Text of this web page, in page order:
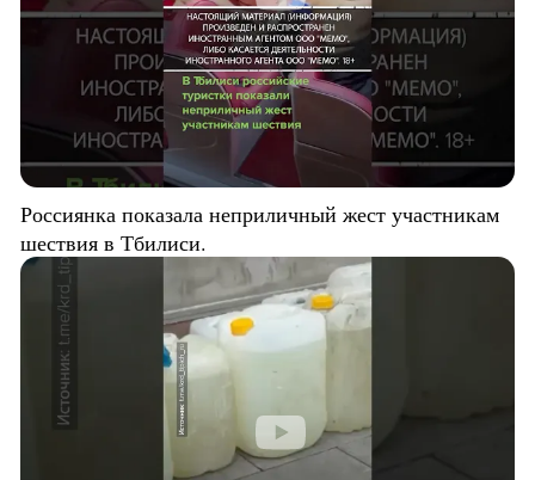
Россиянка показала неприличный жест участникам
шествия в Тбилиси.